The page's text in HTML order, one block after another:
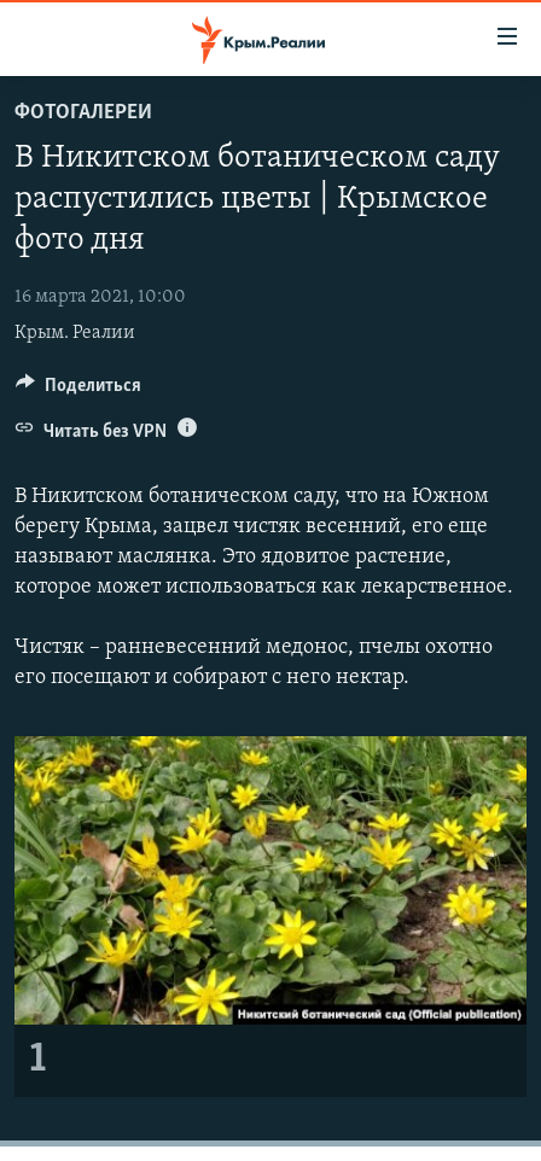
основному
содержанию
Вернутся
навигации
Вернутся
поиску
СПЕЦПРОЕКТЫ
ГРУЗ 200
КАРТА ВОЕННЫХ ОБЪЕКТОВ КРЫМА
11 ЛЕТ ОККУПАЦИИ КРЫМА. 11 ИСТОРИЙ СОПРОТИВЛЕНИЯ
ВОДА
ИСТОРИЯ
ЕЩЕ
ИНФОГРАФИКА
ТЕЛЕПРОЕКТ КРЫМ.РЕАЛИИ
ПРОПАВШИЕ БЕЗ ВЕСТИ
ПОБЕДИТЕЛЕЙ НЕ СУДЯТ?
ELIFBE
УКРАИНСКАЯ ПРОБЛЕМА КРЫМА
РАДІО СВОБОДА
КАК ОБОЙТИ БЛОКИРОВКУ
Qırımtatar
ПРИСОЕДИНЯЙТЕСЬ!
ФОТОГАЛЕРЕИ
В Никитском ботаническом саду
распустились цветы | Крымское
фото дня
16 марта 2021, 10:00
Крым. Реалии
В Никитском ботаническом саду, что на Южном
берегу Крыма, зацвел чистяк весенний, его еще
называют маслянка. Это ядовитое растение,
которое может использоваться как лекарственное.
Чистяк – ранневесенний медонос, пчелы охотно
его посещают и собирают с него нектар.
1
Поделиться
Читать без VPN